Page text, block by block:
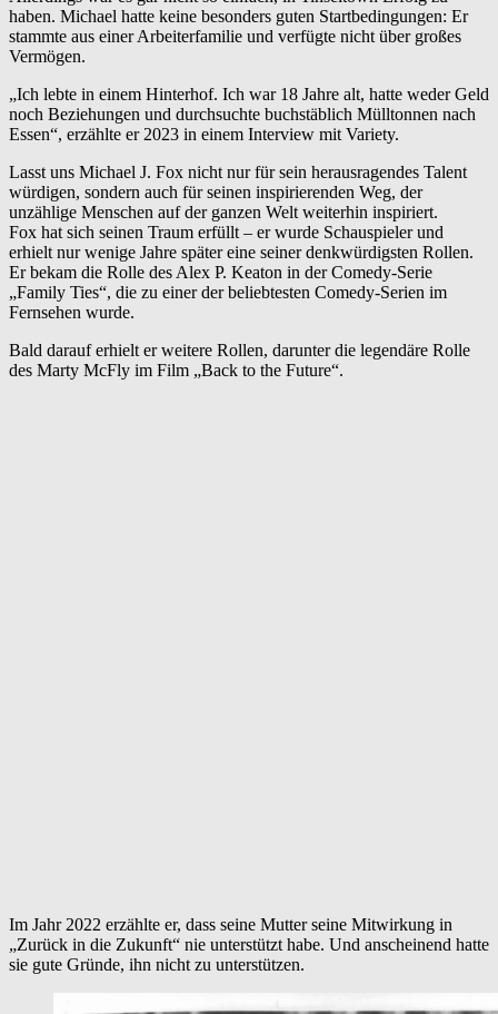
haben. Michael hatte keine besonders guten Startbedingungen: Er
stammte aus einer Arbeiterfamilie und verfügte nicht über großes
Vermögen.
„Ich lebte in einem Hinterhof. Ich war 18 Jahre alt, hatte weder Geld
noch Beziehungen und durchsuchte buchstäblich Mülltonnen nach
Essen“, erzählte er 2023 in einem Interview mit Variety.
Lasst uns Michael J. Fox nicht nur für sein herausragendes Talent
würdigen, sondern auch für seinen inspirierenden Weg, der
unzählige Menschen auf der ganzen Welt weiterhin inspiriert.
Fox hat sich seinen Traum erfüllt – er wurde Schauspieler und
erhielt nur wenige Jahre später eine seiner denkwürdigsten Rollen.
Er bekam die Rolle des Alex P. Keaton in der Comedy-Serie
„Family Ties“, die zu einer der beliebtesten Comedy-Serien im
Fernsehen wurde.
Bald darauf erhielt er weitere Rollen, darunter die legendäre Rolle
des Marty McFly im Film „Back to the Future“.
Im Jahr 2022 erzählte er, dass seine Mutter seine Mitwirkung in
„Zurück in die Zukunft“ nie unterstützt habe. Und anscheinend hatte
sie gute Gründe, ihn nicht zu unterstützen.